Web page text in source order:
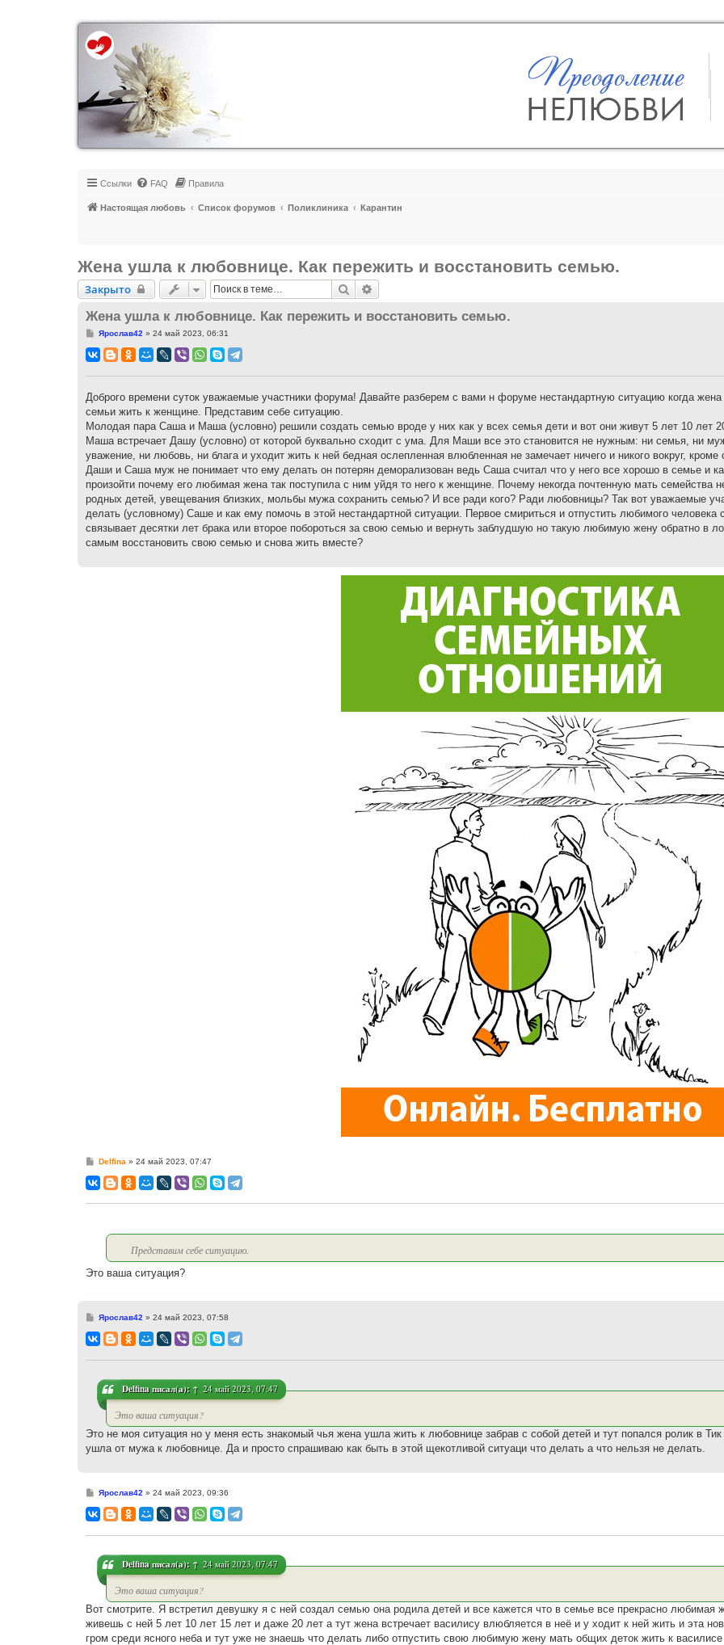
Регистрация
Ссылки FAQ Правила
Настоящая любовь Список форумов Поликлиника Карантин
Жена ушла к любовнице. Как пережить и восстановить семью.
Закрыто
Закрыто Поиск
Жена ушла к любовнице. Как пережить и восстановить семью.
С
о
б
и
е
Ярослав42 » 24 май 2023, 06:31
Доброго времени суток уважаемые участники форума! Давайте разберем с вами н форуме нестандартную ситуацию когда жена
семьи жить к женщине. Представим себе ситуацию.
Молодая пара Саша и Маша (условно) решили создать семью вроде у них как у всех семья дети и вот они живут 5 лет 10 лет
Маша встречает Дашу (условно) от которой буквально сходит с ума. Для Маши все это становится не нужным: ни семья, ни
уважение, ни любовь, ни блага и уходит жить к ней бедная ослепленная влюбленная не замечает ничего и никого вокруг,
Даши и Саша муж не понимает что ему делать он потерян деморализован ведь Саша считал что у него все хорошо в семье и
произойти почему его любимая жена так поступила с ним уйдя то него к женщине. Почему некогда почтенную мать семейства
родных детей, увещевания близких, мольбы мужа сохранить семью? И все ради кого? Ради любовницы? Так вот уважаемые
делать (условному) Саше и как ему помочь в этой нестандартной ситуации. Первое смириться и отпустить любимого человека
связывает десятки лет брака или второе побороться за свою семью и вернуть заблудшую но такую любимую жену обратно в
самым восстановить свою семью и снова жить вместе?
С
о
б
Delfina » 24 май 2023, 07:47
Представим себе ситуацию.
Это ваша ситуация?
С
о
б
и
Ярослав42» 24 май 2023, 07:58
Delfinaписал(а): ↑ 24 май 2023, 07:47
Это ваша ситуация?
Это не моя ситуация но у меня есть знакомый чья жена ушла жить к любовнице забрав с собой детей и тут попался ролик в Тик
ушла от мужа к любовнице. Да и просто спрашиваю как быть в этой щекотливой ситуаци что делать а что нельзя не делать.
С
о
б
и
Ярослав42 » 24 май 2023, 09:36
Delfinaписал(а): ↑ 24 май 2023, 07:47
Это ваша ситуация?
Вот смотрите. Я встретил девушку я с ней создал семью она родила детей и все кажется что в семье все прекрасно любимая
живешь с ней 5 лет 10 лет 15 лет и даже 20 лет а тут жена встречает василису влюбляется в неё и у ходит к ней жить и эта
гром среди ясного неба и тут уже не знаешь что делать либо отпустить свою любимую жену мать общих деток жить к